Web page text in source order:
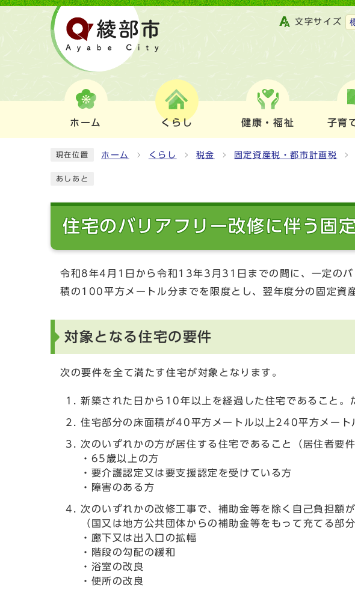
文字サイズ
ホーム くらし 健康・福祉 子育
現在位置 ホーム くらし 税金 固定資産税・都市計画税
あしあと
住宅のバリアフリー改修に伴う固
令和8年4月1日から令和13年3月31日までの間に、一定のバ
積の100平方メートル分までを限度とし、翌年度分の固定資
対象となる住宅の要件
次の要件を全て満たす住宅が対象となります。
新築された日から10年以上を経過した住宅であること。
住宅部分の床面積が40平方メートル以上240平方メート
次のいずれかの方が居住する住宅であること（居住者要件
・65歳以上の方
・要介護認定又は要支援認定を受けている方
・障害のある方
次のいずれかの改修工事で、補助金等を除く自己負担額
（国又は地方公共団体からの補助金等をもって充てる部
・廊下又は出入口の拡幅
・階段の勾配の緩和
・浴室の改良
・便所の改良